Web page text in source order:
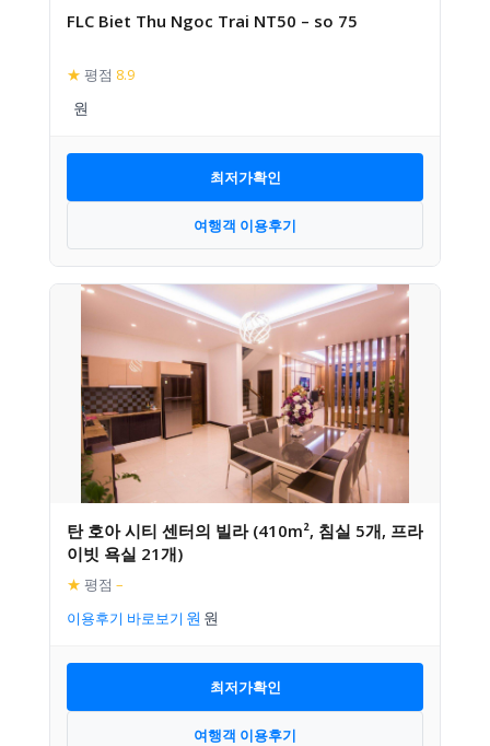
FLC Biet Thu Ngoc Trai NT50 – so 75
★ 평점 8.9
최저가확인
여행객 이용후기
탄 호아 시티 센터의 빌라 (410m², 침실 5개, 프라
이빗 욕실 21개)
★ 평점 –
이용후기 바로보기
최저가확인
여행객 이용후기